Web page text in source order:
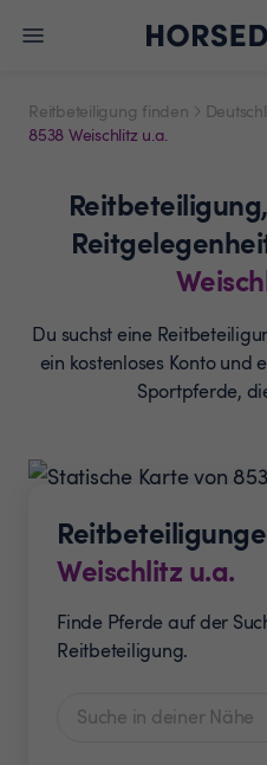
Reitbeteiligung finden
8538 Weischlitz u.a.
Reitbeteiligung,
Du suchst eine
ein kostenloses Konto und
Sportpferde,
Weischlitz u.a.
Finde Pferde auf der
Reitbeteiligung.